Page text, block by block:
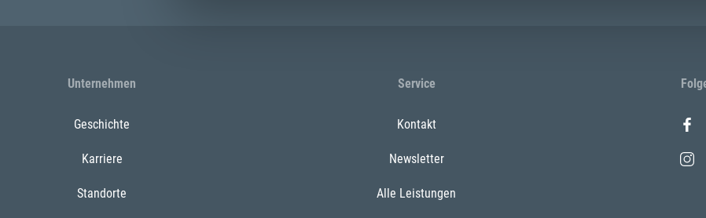
Unternehmen
Geschichte
Karriere
Standorte
Service
Kontakt
Newsletter
Alle Leistungen